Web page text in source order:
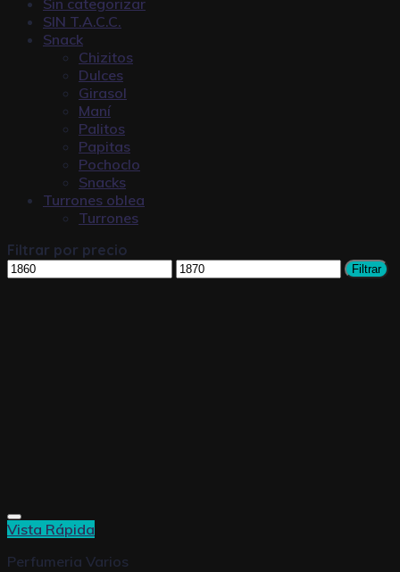
SIN T.A.C.C.
Snack
Chizitos
Dulces
Girasol
Maní
Palitos
Papitas
Pochoclo
Snacks
Turrones oblea
Turrones
Filtrar por precio
Filtrar
Vista Rápida
Perfumeria Varios